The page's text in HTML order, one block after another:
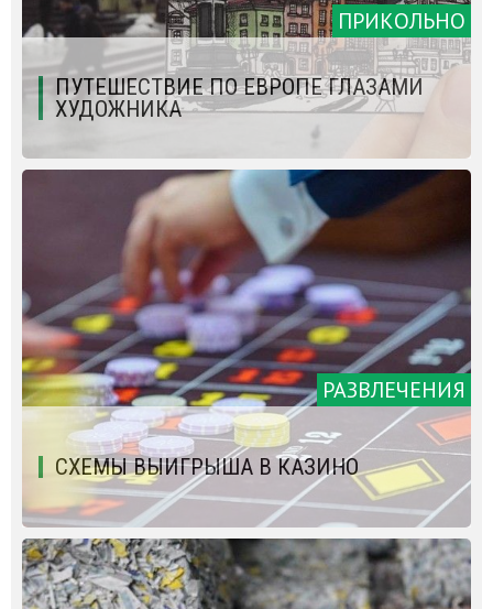
ПРИКОЛЬНО
ПУТЕШЕСТВИЕ ПО ЕВРОПЕ ГЛАЗАМИ
ХУДОЖНИКА
РАЗВЛЕЧЕНИЯ
СХЕМЫ ВЫИГРЫША В КАЗИНО